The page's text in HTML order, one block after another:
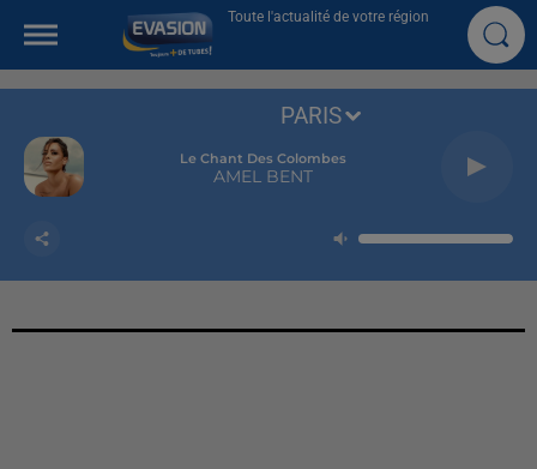
Toute l'actualité de votre région
Le Chant Des Colombes
AMEL BENT
PARIS